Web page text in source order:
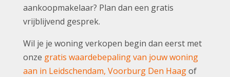
aankoopmakelaar? Plan dan een gratis
vrijblijvend gesprek.
Wil je je woning verkopen begin dan eerst met
onze gratis waardebepaling van jouw woning
aan in Leidschendam, Voorburg Den Haagof